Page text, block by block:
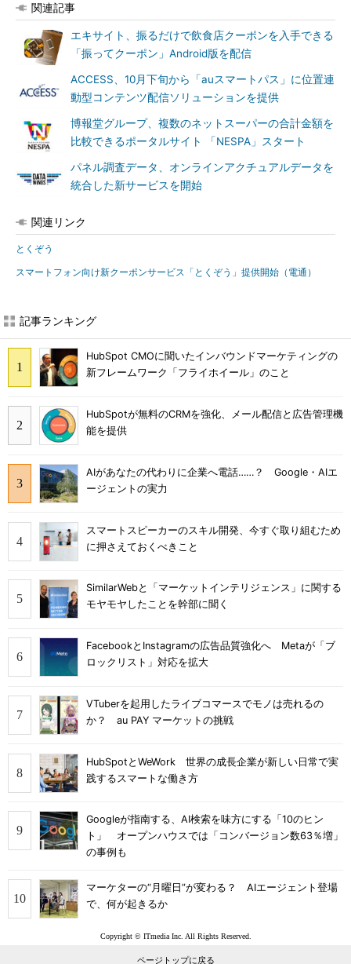
関連記事
エキサイト、振るだけで飲食店クーポンを入手できる
「振ってクーポン」Android版を配信
ACCESS、10月下旬から「auスマートパス」に位置連
動型コンテンツ配信ソリューションを提供
博報堂グループ、複数のネットスーパーの合計金額を
比較できるポータルサイト 「NESPA」スタート
パネル調査データ、オンラインアクチュアルデータを
統合した新サービスを開始
関連リンク
とくぞう
スマートフォン向け新クーポンサービス「とくぞう」提供開始（電通）
記事ランキング
HubSpot CMOに聞いたインバウンドマーケティングの
新フレームワーク「フライホイール」のこと
HubSpotが無料のCRMを強化、メール配信と広告管理機
能を提供
AIがあなたの代わりに企業へ電話……？ Google・AIエ
ージェントの実力
スマートスピーカーのスキル開発、今すぐ取り組むため
に押さえておくべきこと
SimilarWebと「マーケットインテリジェンス」に関する
モヤモヤしたことを幹部に聞く
FacebookとInstagramの広告品質強化へ Metaが「ブ
ロックリスト」対応を拡大
VTuberを起用したライブコマースでモノは売れるの
か？ au PAY マーケットの挑戦
HubSpotとWeWork 世界の成長企業が新しい日常で実
践するスマートな働き方
Googleが指南する、AI検索を味方にする「10のヒン
ト」 オープンハウスでは「コンバージョン数63％増」
の事例も
マーケターの“月曜日”が変わる？ AIエージェント登場
で、何が起きるか
Copyright © ITmedia Inc. All Rights Reserved.
ページトップに戻る